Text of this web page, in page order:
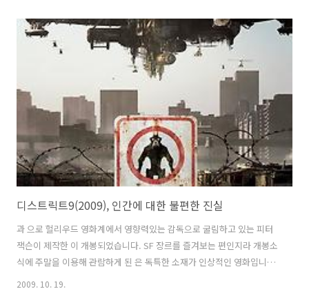
는 달리 혹평의 글들이 많이 눈에 띄었던 작품이어서 다소 기대감이 떨어
진 면도 없지않아 있었습니다. 영화를 관람하기 전까지는 막연한 기대감
이 있었던 반면에 그만큼 기대감이 떨어지기도 했었다고 할 수 있었습니
다. 영화 는 14살에 살해당한 소녀의 영혼과 세상을 살아가는 소녀의 주
변 사람들에 대한 이야기입니다. 러블리본즈 라는 의미는 예상치 못한 시
련을 통해 점점 커지는 유대감..
디스트릭트9(2009), 인간에 대한 불편한 진실
과 으로 헐리우드 영화계에서 영향력있는 감독으로 굴림하고 있는 피터
잭슨이 제작한 이 개봉되었습니다. SF 장르를 즐겨보는 편인지라 개봉소
식에 주말을 이용해 관람하게 된 은 독특한 소재가 인상적인 영화입니다.
영화는 흔히 영화팬들에게 친숙한 외계인의 모습을 담아내기보다는 전
2009. 10. 19.